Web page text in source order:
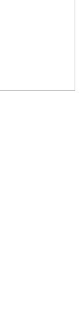
相談、NISA・
の執筆および監修に
までの執筆・監修実